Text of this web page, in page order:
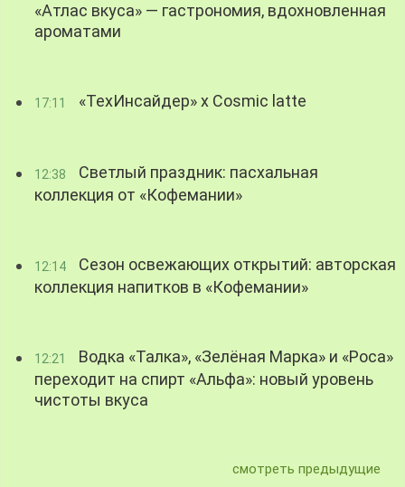
«Атлас вкуса» — гастрономия, вдохновленная
ароматами
17:11 «ТехИнсайдер» х Cosmic latte
12:38
Светлый праздник: пасхальная
коллекция от «Кофемании»
12:14
Сезон освежающих открытий: авторская
коллекция напитков в «Кофемании»
12:21
Водка «Талка», «Зелёная Марка» и «Роса»
переходит на спирт «Альфа»: новый уровень
чистоты вкуса
смотреть предыдущие